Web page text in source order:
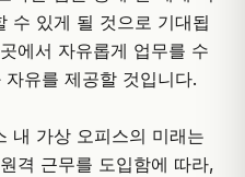
수 있게 될 것으로 기대됩
에서 자유롭게 업무를 수
유를 제공할 것입니다.
내 가상 오피스의 미래는
격 근무를 도입함에 따라,